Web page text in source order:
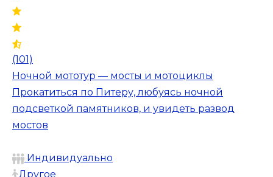
(101)
Ночной мототур — мосты и мотоциклы
Прокатиться по Питеру, любуясь ночной
подсветкой памятников, и увидеть развод
мостов
Индивидуально
Другое